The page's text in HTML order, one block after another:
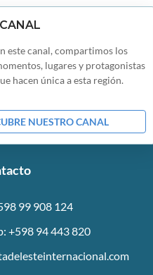
este canal, compartimos los
lugares y protagonistas
hacen única a esta región.
NUESTRO CANAL
99 908 124
+598 94 443 820